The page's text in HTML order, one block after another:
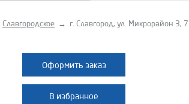
Славгородское → г. Славгород, ул. Микрорайон 3,
Оформить заказ
В избранное